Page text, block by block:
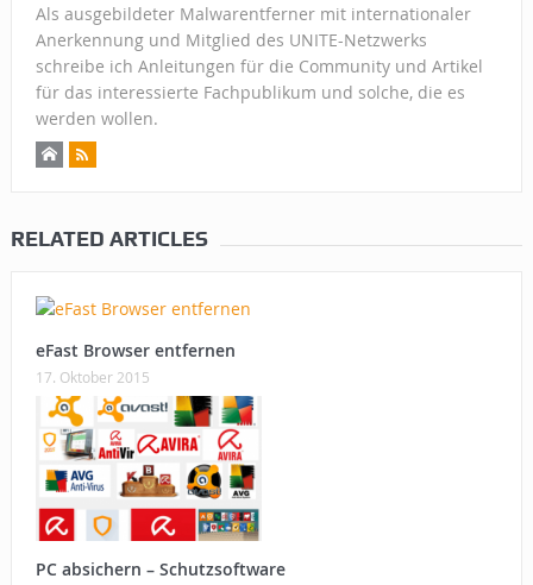
Als ausgebildeter Malwarentferner mit internationaler
Anerkennung und Mitglied des UNITE-Netzwerks
schreibe ich Anleitungen für die Community und Artikel
für das interessierte Fachpublikum und solche, die es
werden wollen.
RELATED ARTICLES
eFast Browser entfernen
17. Oktober 2015
PC absichern – Schutzsoftware